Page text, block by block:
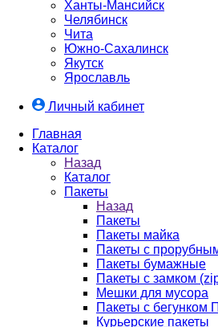
Ханты-Мансийск
Челябинск
Чита
Южно-Cахалинск
Якутск
Ярославль
Личный кабинет
Главная
Каталог
Назад
Каталог
Пакеты
Назад
Пакеты
Пакеты майка
Пакеты с
Пакеты бумажные
Пакеты с замком
Мешки для мусора
Пакеты с бегунком
Курьерские пакеты